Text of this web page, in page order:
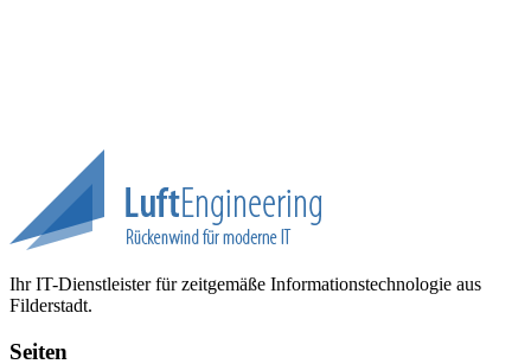
Ihr IT-Dienstleister für zeitgemäße Informationstechnologie aus
Filderstadt.
Seiten